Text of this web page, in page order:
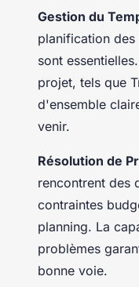
Gestion du
planification
sont
projet, tels que
d'ensemble
venir.
Résolution de
rencontrent des
contraintes
planning. La
problèmes
bonne voie.